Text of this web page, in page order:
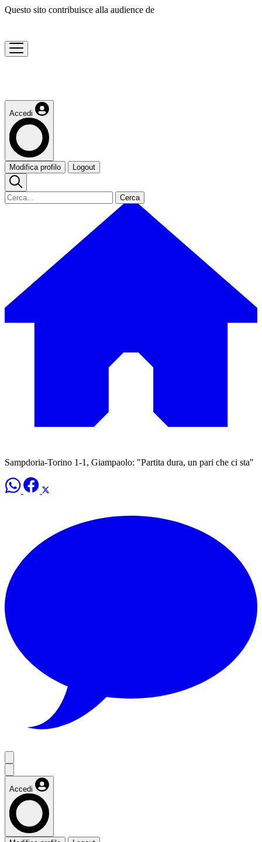
Questo sito contribuisce alla audience de
Accedi
Modifica profilo Logout
Cerca
Sampdoria-Torino 1-1, Giampaolo: "Partita dura, un pari che ci sta"
Accedi